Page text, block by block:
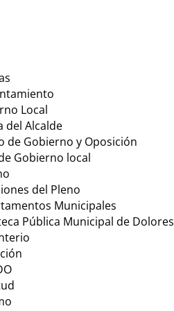
Local
del Alcalde
de Gobierno y Oposición
Gobierno local
del Pleno
Municipales
Pública Municipal de Dolores